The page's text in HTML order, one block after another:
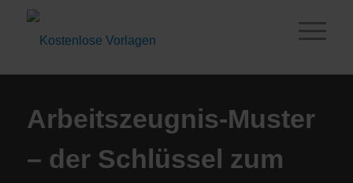
Arbeitszeugnis-Muster
– der Schlüssel zum